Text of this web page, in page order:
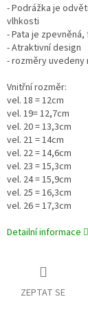
- Podrážka je
vlhkosti
- Pata je
- Atraktivní design
- rozměry uvedeny
Vnitřní rozměr:
vel. 18 = 12cm
vel. 19= 12,7cm
vel. 20 = 13,3cm
vel. 21 = 14cm
vel. 22 = 14,6cm
vel. 23 = 15,3cm
vel. 24 = 15,9cm
vel. 25 = 16,3cm
vel. 26 = 17,3cm
Detailní informace
ZEPTAT SE